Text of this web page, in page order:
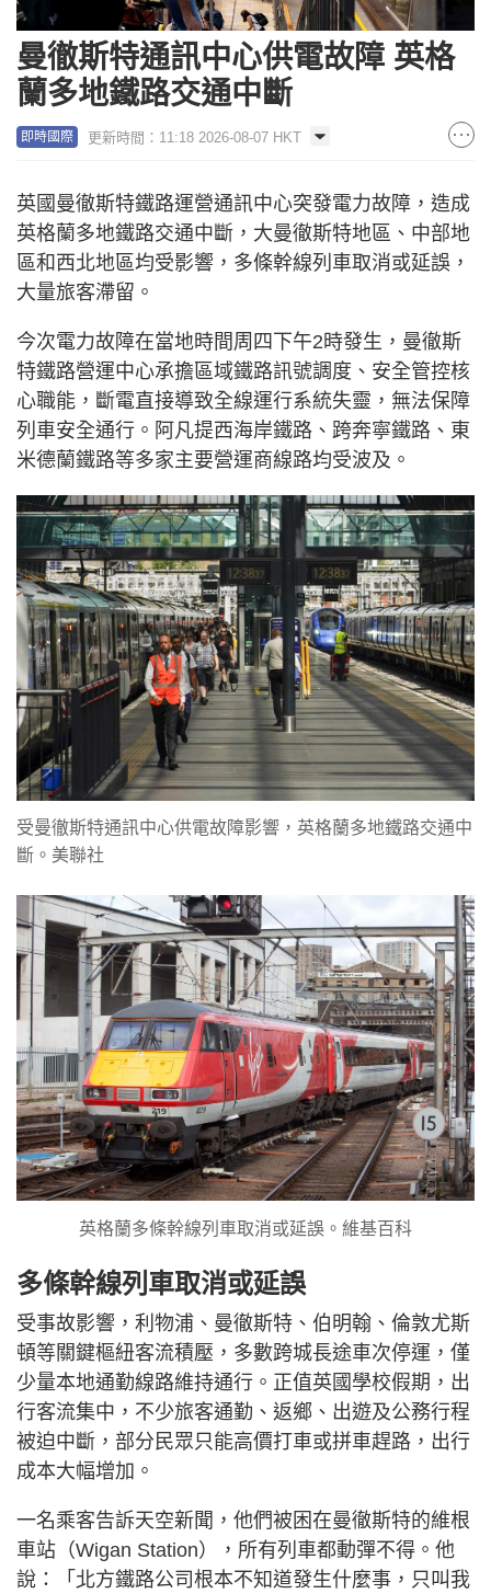
曼徹斯特通訊中心供電故障 英格
蘭多地鐵路交通中斷
即時國際 更新時間：11:18 2026-08-07 HKT
英國曼徹斯特鐵路運營通訊中心突發電力故障，造成
英格蘭多地鐵路交通中斷，大曼徹斯特地區、中部地
區和西北地區均受影響，多條幹線列車取消或延誤，
大量旅客滯留。
今次電力故障在當地時間周四下午2時發生，曼徹斯
特鐵路營運中心承擔區域鐵路訊號調度、安全管控核
心職能，斷電直接導致全線運行系統失靈，無法保障
列車安全通行。阿凡提西海岸鐵路、跨奔寧鐵路、東
米德蘭鐵路等多家主要營運商線路均受波及。
受曼徹斯特通訊中心供電故障影響，英格蘭多地鐵路交通中
斷。美聯社
英格蘭多條幹線列車取消或延誤。維基百科
多條幹線列車取消或延誤
受事故影響，利物浦、曼徹斯特、伯明翰、倫敦尤斯
頓等關鍵樞紐客流積壓，多數跨城長途車次停運，僅
少量本地通勤線路維持通行。正值英國學校假期，出
行客流集中，不少旅客通勤、返鄉、出遊及公務行程
被迫中斷，部分民眾只能高價打車或拼車趕路，出行
成本大幅增加。
一名乘客告訴天空新聞，他們被困在曼徹斯特的維根
車站（Wigan Station），所有列車都動彈不得。他
說：「北方鐵路公司根本不知道發生什麼事，只叫我